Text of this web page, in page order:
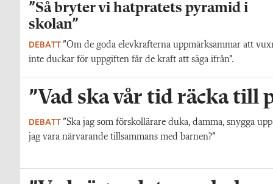
”Så bryter vi hatpratets pyramid i
skolan”
DEBATT ”Om de goda elevkrafterna uppmärksammar att
inte duckar för uppgiften får de kraft att säga ifrån”.
”Vad ska vår tid räcka till
DEBATT ”Ska jag som förskollärare duka, damma, snygga
jag vara närvarande tillsammans med barnen?”